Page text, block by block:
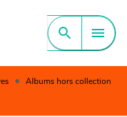
CONTENU search menu
• Albums hors collection